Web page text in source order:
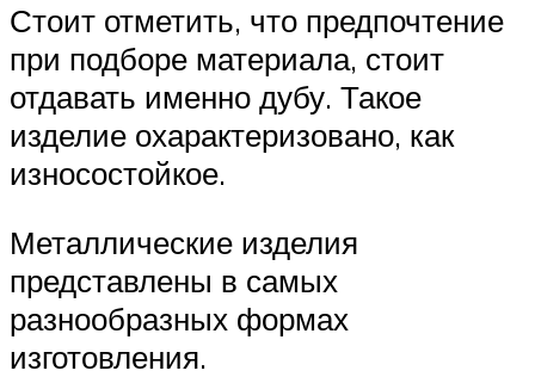
Стоит отметить, что предпочтение
при подборе материала, стоит
отдавать именно дубу. Такое
изделие охарактеризовано, как
износостойкое.
Металлические изделия
представлены в самых
разнообразных формах
изготовления.